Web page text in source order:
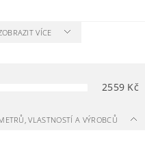
VÍCE
2559 Kč
VLASTNOSTÍ A VÝROBCŮ